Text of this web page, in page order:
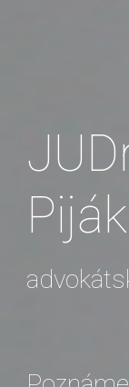
Piják